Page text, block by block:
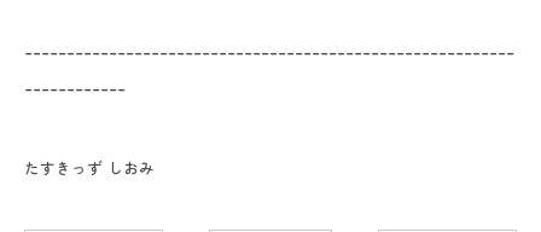
----------------------------------------------------------
------------
たすきっず しおみ